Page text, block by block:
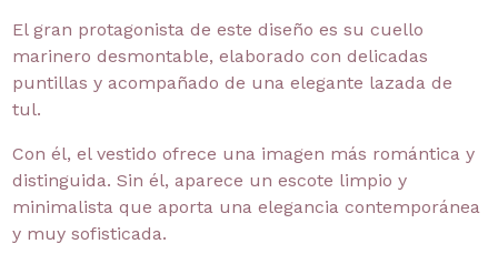
El gran protagonista de este diseño es su cuello
marinero desmontable, elaborado con delicadas
puntillas y acompañado de una elegante lazada de
tul.
Con él, el vestido ofrece una imagen más romántica y
distinguida. Sin él, aparece un escote limpio y
minimalista que aporta una elegancia contemporánea
y muy sofisticada.